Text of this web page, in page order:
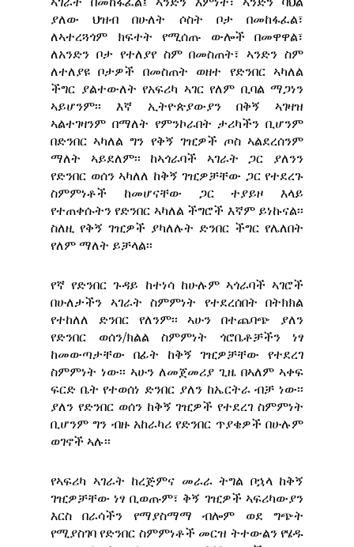
ያለው ህዝብ በሁለት ሶስት ቦታ በመከፋፈል፣
ለኣተረጓጎም ክፍተት የሚሰጡ ውሎች በመዋዋል፣
ለአንድን ቦታ የተለያየ ስም በመስጠት፣ ኣንድን ስም
ለተለያዩ ቦታዎች በመስጠት ወዘተ የድንበር ኣካለል
ችግር ያልተውለት የአፍሪካ ኣገር የለም ቢባል ማጋነን
ኣይሆንም፡፡ እኛ ኢትዮጵያውያን በቅኝ ኣገዛዝ
ኣልተገዛንም በማለት የምንኮራበት ታሪካችን ቢሆንም
በድንበር ኣካለል ግን የቅኝ ገዢዎች ጦስ ኣልደረሰንም
ማለት ኣይደለም፡፡ ከኣጎራባች ኣገራት ጋር ያለንን
የድንበር ወሰን ኣካለለ ከቅኝ ገዢዎቻቸው ጋር የተደረጉ
ስምምነቶች ከመሆናቸው ጋር ተያይዞ እላይ
የተጠቀሱትን የድንበር ኣካለል ችግሮች እኛም ይነኩናል፡፡
ስለዚ የቅኝ ገዢዎች ያካለሉት ድንበር ችግር የሌለበት
የለም ማለት ይቻላል፡፡
የኛ የድንበር ጉዳይ ከተነሳ ከሁሉም ኣጎራባች ኣገሮች
በሁለታችን ኣገራት ስምምነት የተደረሰበት በትክክል
የተከለለ ድንበር የለንም፡፡ ኣሁን በተጨባጭ ያለን
የድንበር ወሰን/ክልል ስምምነት ጎሮቤቶቻችን ነፃ
ከመውጣታቸው በፊት ከቅኝ ገዢዎቻቸው የተደረገ
ስምምነት ነው፡፡ ኣሁን ለመጀመሪያ ጊዜ በኣለም ኣቀፍ
ፍርድ ቤት የተወሰነ ድንበር ያለን ከኤርትራ ብቻ ነው፡፡
ያለን የድንበር ወሰን ከቅኝ ገዢዎች የተደረገ ስምምነት
ቢሆንም ግን ብዙ አከራካሪ የድንበር ጥያቄዎች በሁሉም
ወገኖች ኣሉ፡፡
የኣፍሪካ ኣገራት ከረጅምና መራራ ትግል ቦኋላ ከቅኝ
ገዢዎቻቸው ነፃ ቢወጡም፣ ቅኝ ገዢዎች ኣፍሪካውያን
እርስ በራሳችን የማያስማማ ብሎም ወደ ግጭት
የሚያስገባ የድንበር ስምምነቶች መርዝ ትተውልን የሄዱ